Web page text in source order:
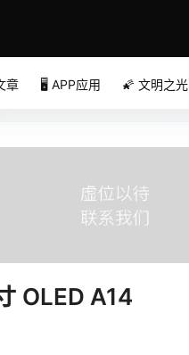
章 🖥️ APP应用 🌠 文明之光
OLED A14